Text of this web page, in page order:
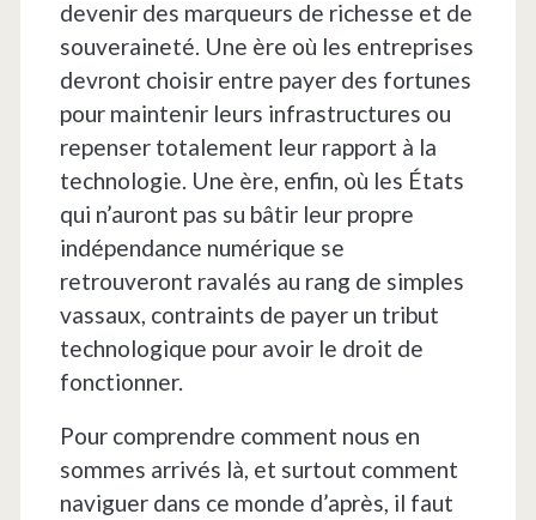
devenir des marqueurs de richesse et de
souveraineté. Une ère où les entreprises
devront choisir entre payer des fortunes
pour maintenir leurs infrastructures ou
repenser totalement leur rapport à la
technologie. Une ère, enfin, où les États
qui n’auront pas su bâtir leur propre
indépendance numérique se
retrouveront ravalés au rang de simples
vassaux, contraints de payer un tribut
technologique pour avoir le droit de
fonctionner.
Pour comprendre comment nous en
sommes arrivés là, et surtout comment
naviguer dans ce monde d’après, il faut